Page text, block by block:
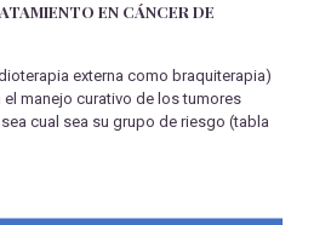
EN CÁNCER DE
externa como braquiterapia)
el manejo curativo de los tumores
cual sea su grupo de riesgo (tabla